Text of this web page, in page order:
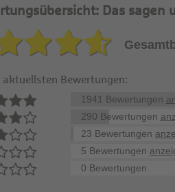
Das sagen
aktuellsten Bewertungen:
1941 Bewertungen
290 Bewertungen
23 Bewertungen
5 Bewertungen
0 Bewertungen